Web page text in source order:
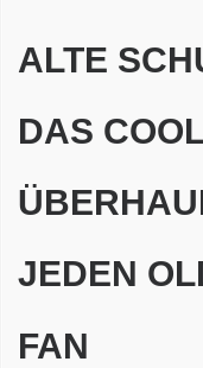
ALTE
DAS
JEDEN
FAN